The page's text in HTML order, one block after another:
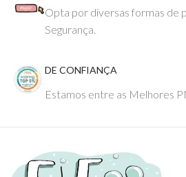
Opta por diversas formas de
Segurança.
DE CONFIANÇA
Estamos entre as Melhores